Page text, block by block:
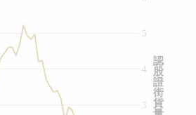
3
4
5
認
股
證
街
貨